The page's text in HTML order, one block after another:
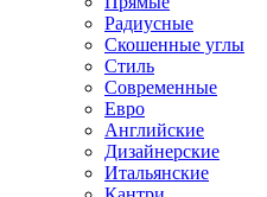
Радиусные
Скошенные углы
Стиль
Современные
Евро
Английские
Дизайнерские
Итальянские